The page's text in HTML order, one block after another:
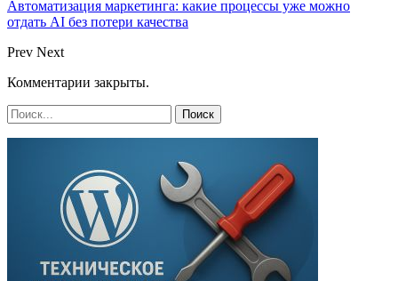
Автоматизация маркетинга: какие процессы уже можно
отдать AI без потери качества
Prev Next
Комментарии закрыты.